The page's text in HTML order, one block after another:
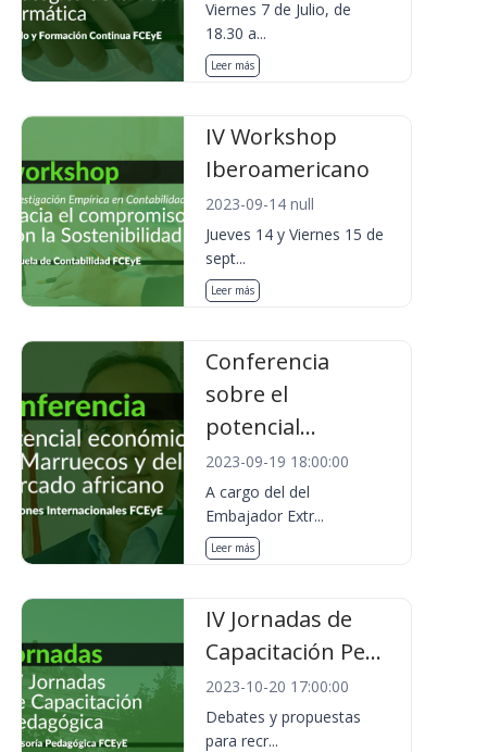
Viernes 7 de Julio, de
18.30 a...
Leer más
IV Workshop
Iberoamericano
2023-09-14 null
Jueves 14 y Viernes 15 de
sept...
Leer más
Conferencia
sobre el
potencial...
2023-09-19 18:00:00
A cargo del del
Embajador Extr...
Leer más
IV Jornadas de
Capacitación Pe...
2023-10-20 17:00:00
Debates y propuestas
para recr...